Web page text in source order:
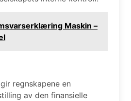
Maskin –
regnskapene en
av den finansielle